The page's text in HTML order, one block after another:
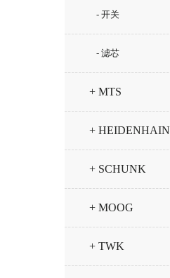
- 开关
- 滤芯
+ MTS
+ HEIDENHAIN
+ SCHUNK
+ MOOG
+ TWK